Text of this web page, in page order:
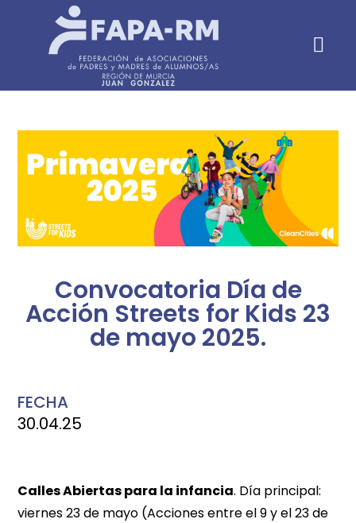
Convocatoria Día de
Acción Streets for Kids 23
de mayo 2025.
FECHA
30.04.25
Calles Abiertas para la infancia. Día principal:
viernes 23 de mayo (Acciones entre el 9 y el 23 de